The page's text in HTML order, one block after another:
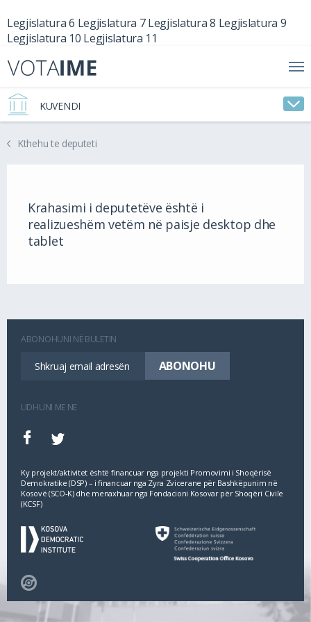
Legjislatura 6 Legjislatura 7 Legjislatura 8 Legjislatura 9
Legjislatura 10 Legjislatura 11
KUVENDI
Kthehu te deputeti
Krahasimi i deputetëve është i
realizueshëm vetëm në paisje desktop dhe
tablet
ABONOHUNI NË BULETIN
LIDHUNI ME NE
Ky projekt/aktivitet është financuar nga projekti Promovimi i Shoqërisë
Demokratike (DSP) – i financuar nga Zyra Zvicerane për Bashkëpunim në
Kosovë (SCO‐K) dhe menaxhuar nga Fondacioni Kosovar për Shoqëri Civile
(KCSF)